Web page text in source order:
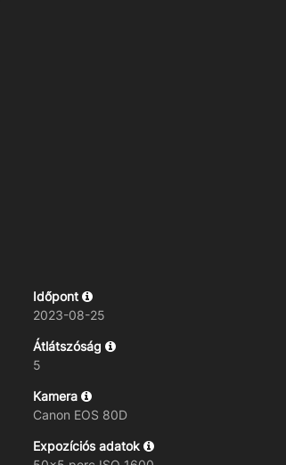
Időpont
2023-08-25
Átlátszóság
5
Kamera
Canon EOS 80D
Expozíciós adatok